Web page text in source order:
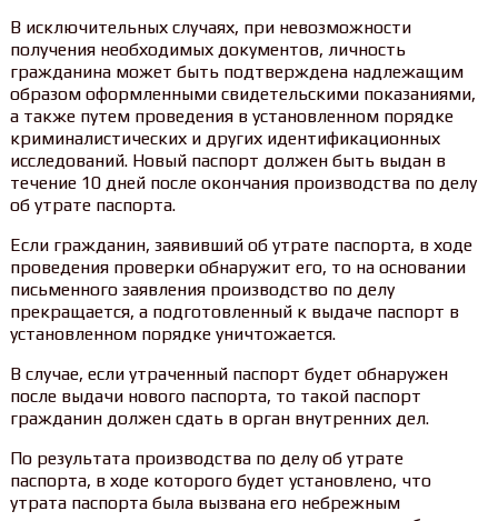
В исключительных случаях, при невозможности
получения необходимых документов, личность
гражданина может быть подтверждена надлежащим
образом оформленными свидетельскими показаниями,
а также путем проведения в установленном порядке
криминалистических и других идентификационных
исследований. Новый паспорт должен быть выдан в
течение 10 дней после окончания производства по делу
об утрате паспорта.
Если гражданин, заявивший об утрате паспорта, в ходе
проведения проверки обнаружит его, то на основании
письменного заявления производство по делу
прекращается, а подготовленный к выдаче паспорт в
установленном порядке уничтожается.
В случае, если утраченный паспорт будет обнаружен
после выдачи нового паспорта, то такой паспорт
гражданин должен сдать в орган внутренних дел.
По результата производства по делу об утрате
паспорта, в ходе которого будет установлено, что
утрата паспорта была вызвана его небрежным